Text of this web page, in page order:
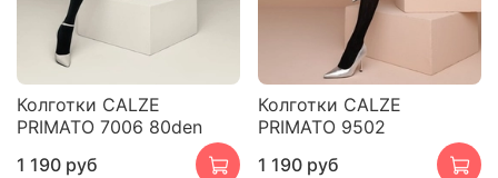
Колготки CALZE
PRIMATO 7006 80den
1 190 руб
Колготки CALZE
PRIMATO 9502
1 190 руб